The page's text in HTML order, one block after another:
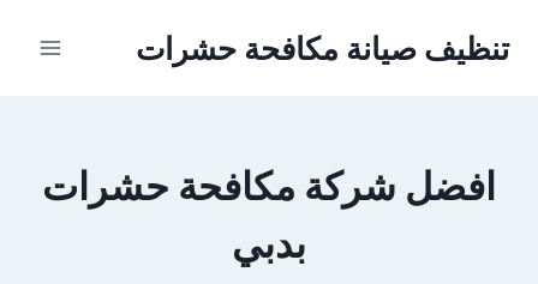
تنظيف صيانة مكافحة حشرات
افضل شركة مكافحة حشرات
بدبي